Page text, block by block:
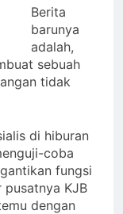
Berita
barunya
adalah,
sebuah
tidak
di hiburan
coba
fungsi
pusatnya KJB
dengan